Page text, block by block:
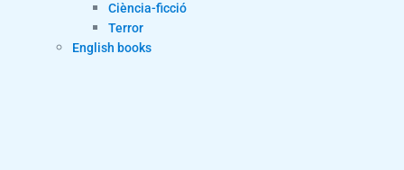
Ciència-ficció
Terror
English books